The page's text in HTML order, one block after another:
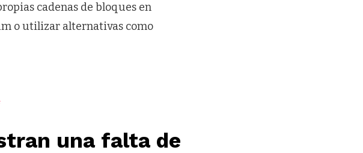
cadenas de bloques en
o utilizar alternativas como
una falta de